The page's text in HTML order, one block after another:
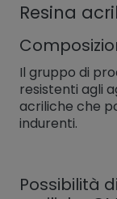
Resina
Il gruppo di
resistenti agli
acriliche che
indurenti.
Possibilità